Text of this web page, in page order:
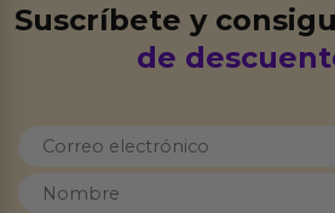
Suscríbete y
de